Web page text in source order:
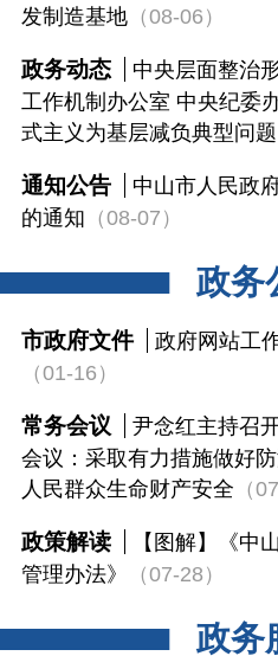
发制造基地（08-06）
政务动态
中央层面整治
工作机制办公室 中央纪委
式主义为基层减负典型问题
通知公告
中山市人民政
的通知 （08-07）
政务
市政府文件
政府网站工
（01-16）
常务会议
尹念红主持召
会议：采取有力措施做好
人民群众生命财产安全 （
政策解读
【图解】《中
管理办法》
（07-28）
政务